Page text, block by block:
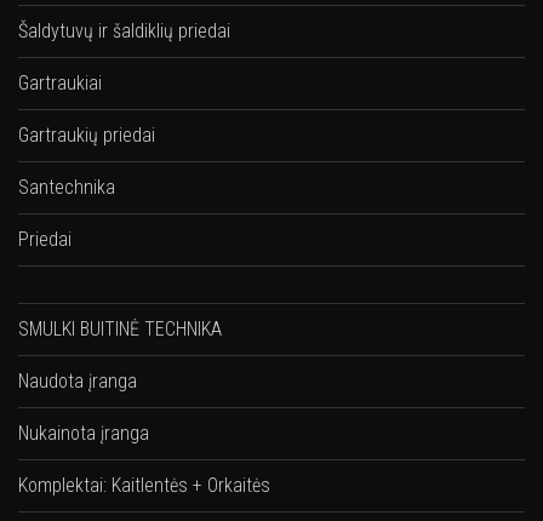
Šaldytuvų ir šaldiklių priedai
Gartraukiai
Gartraukių priedai
Santechnika
Priedai
SMULKI BUITINĖ TECHNIKA
Naudota įranga
Nukainota įranga
Komplektai: Kaitlentės + Orkaitės